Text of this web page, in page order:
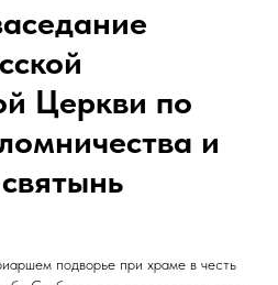
Церкви по
и
подворье при храме в честь